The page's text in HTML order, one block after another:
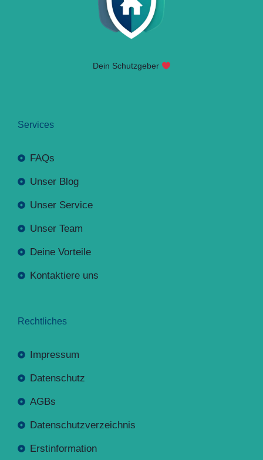
Dein Schutzgeber
Services
FAQs
Unser Blog
Unser Service
Unser Team
Deine Vorteile
Kontaktiere uns
Rechtliches
Impressum
Datenschutz
AGBs
Datenschutzverzeichnis
Erstinformation